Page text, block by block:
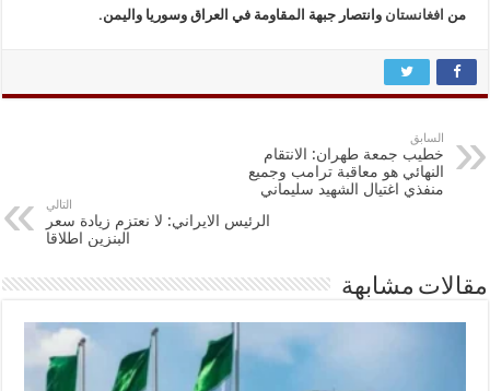
من افغانستان وانتصار جبهة المقاومة في العراق وسوريا واليمن.
السابق
خطيب جمعة طهران: الانتقام
النهائي هو معاقبة ترامب وجميع
منفذي اغتيال الشهيد سليماني
التالي
الرئيس الايراني: لا نعتزم زيادة سعر
البنزين اطلاقا
مقالات مشابهة